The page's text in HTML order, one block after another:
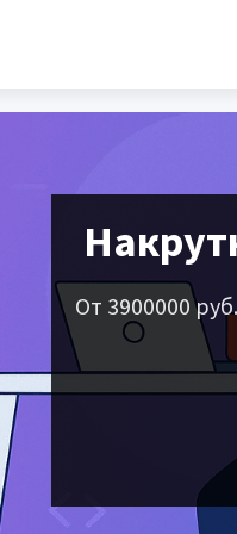
От 3900000